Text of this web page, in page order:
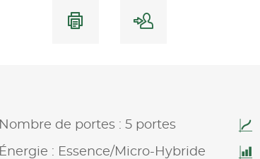
Nombre de portes : 5 portes
Énergie : Essence/Micro-Hybride